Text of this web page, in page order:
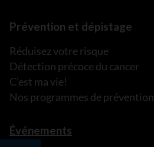
Prévention et dépistage
Réduisez votre risque
Détection précoce du cancer
C’est ma vie!
Nos programmes de prévention
Événements